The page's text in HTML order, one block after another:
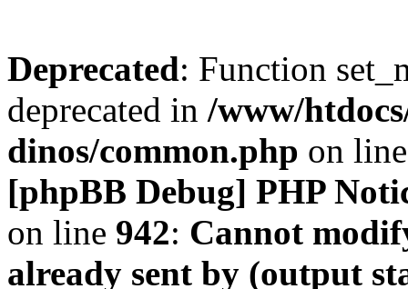
Deprecated: Function
deprecated in /www/
dinos/common.php on
[phpBB Debug] PHP
on line 942: Cannot
already sent by (output